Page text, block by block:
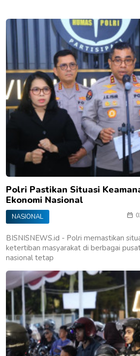
Polri Pastikan Situasi
Ekonomi Nasional
NASIONAL
BISNISNEWS.id - Polri memastikan
ketertiban masyarakat di berbagai
nasional tetap